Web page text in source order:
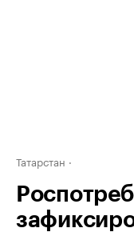
Татарстан